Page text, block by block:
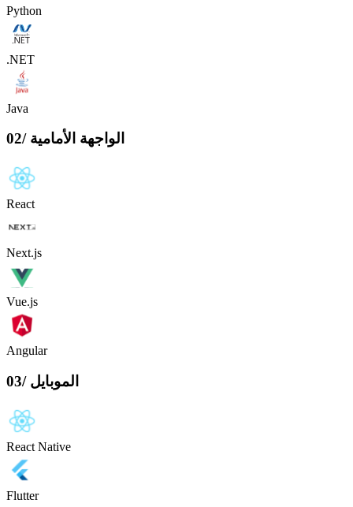
Python
.NET
Java
02/ الواجهة الأمامية
React
Next.js
Vue.js
Angular
03/ الموبايل
React Native
Flutter